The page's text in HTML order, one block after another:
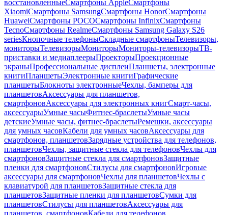
восстановленныеСмартфоны AppleСмартфоны
XiaomiСмартфоны SamsungСмартфоны HonorСмартфоны
HuaweiСмартфоны POCOСмартфоны InfinixСмартфоны
TecnoСмартфоны RealmeСмартфоны Samsung Galaxy S26
seriesКнопочные телефоныСкладные смартфоныТелевизоры,
мониторыТелевизорыМониторыМониторы-телевизорыТВ-
приставки и медиаплеерыПроекторыПроекционные
экраныПрофессиональные дисплеиПланшеты, электронные
книгиПланшетыЭлектронные книгиГрафические
планшетыБлокноты электронныеЧехлы, бамперы для
планшетовАксессуары для планшетов,
смартфоновАксессуары для электронных книгСмарт-часы,
аксессуарыУмные часыФитнес-браслетыУмные часы
детскиеУмные часы, фитнес-браслетыРемешки, аксессуары
для умных часовКабели для умных часовАксессуары для
смартфонов, планшетовЗарядные устройства для телефонов,
планшетовЧехлы, защитные стекла для телефоновЧехлы для
смартфоновЗащитные стекла для смартфоновЗащитные
пленки для смартфоновСтилусы для смартфоновИгровые
аксессуары для смартфоновЧехлы для планшетовЧехлы с
клавиатурой для планшетовЗащитные стекла для
планшетовЗащитные пленки для планшетовСумки для
планшетовСтилусы для планшетовАксессуары для
планшетов, смартфоновКабели для телефонов,